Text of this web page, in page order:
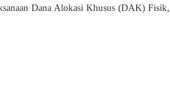
Dana Alokasi Khusus (DAK) Fisik,